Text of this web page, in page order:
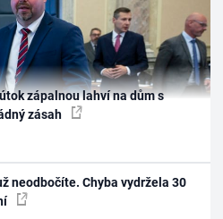
zápalnou lahví na dům s
zásah
neodbočíte. Chyba vydržela 30